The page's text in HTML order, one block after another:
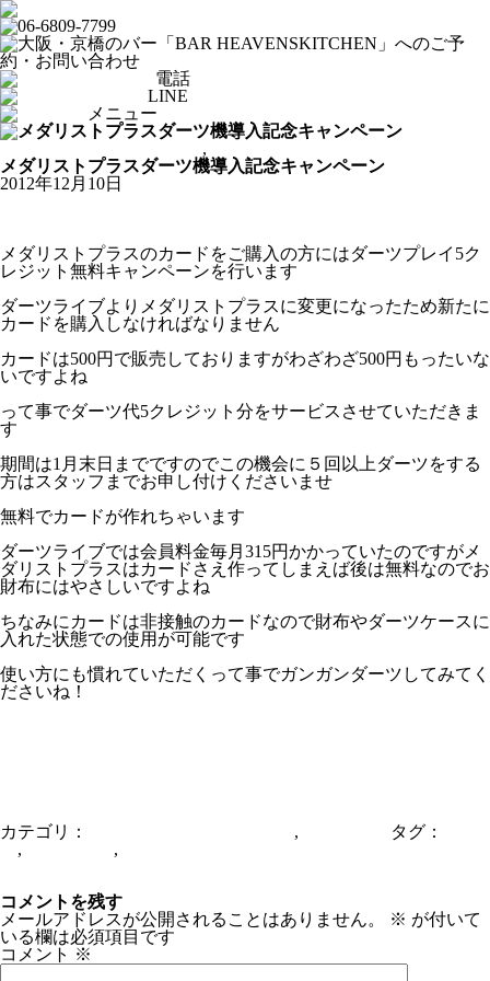
電話
LINE
メニュー
,
メダリストプラスダーツ機導入記念キャンペーン
2012年12月10日
メダリストプラスのカードをご購入の方にはダーツプレイ5ク
レジット無料キャンペーンを行います
ダーツライブよりメダリストプラスに変更になったため新たに
カードを購入しなければなりません
カードは500円で販売しておりますがわざわざ500円もったいな
いですよね
って事でダーツ代5クレジット分をサービスさせていただきま
す
期間は1月末日までですのでこの機会に５回以上ダーツをする
方はスタッフまでお申し付けくださいませ
無料でカードが作れちゃいます
ダーツライブでは会員料金毎月315円かかっていたのですがメ
ダリストプラスはカードさえ作ってしまえば後は無料なのでお
財布にはやさしいですよね
ちなみにカードは非接触のカードなので財布やダーツケースに
入れた状態での使用が可能です
使い方にも慣れていただくって事でガンガンダーツしてみてく
ださいね！
カテゴリ： , タグ：
, ,
コメントを残す
メールアドレスが公開されることはありません。
※ が付いて
いる欄は必須項目です
コメント ※